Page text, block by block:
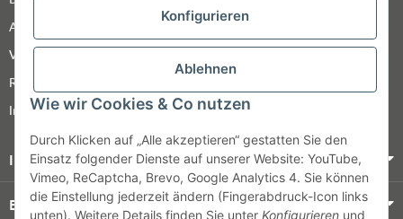
Konfigurieren
Ablehnen
Wie wir Cookies & Co nutzen
Durch Klicken auf „Alle akzeptieren“ gestatten Sie den
Einsatz folgender Dienste auf unserer Website: YouTube,
Vimeo, ReCaptcha, Brevo, Google Analytics 4. Sie können
die Einstellung jederzeit ändern (Fingerabdruck-Icon links
unten). Weitere Details finden Sie unter Konfigurieren und
AGB
Versandinformationen
Retour
Impressum
Informationen
Bezahlung & Versand